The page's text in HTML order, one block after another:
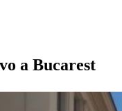
a Bucarest